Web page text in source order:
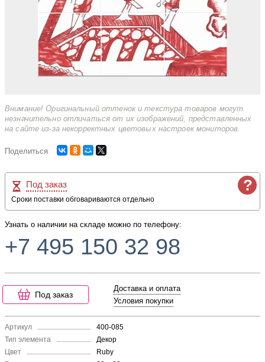
Внимание! Оригинальный оттенок и текстура товаров могут
незначительно отличаться от их изображений, представленных
на сайте из-за некорректных цветовых настроек мониторов.
Поделиться
?
Под заказ
Сроки поставки обговариваются отдельно
Узнать о наличии на складе можно по телефону:
+7 495 150 32 98
Под заказ
Доставка и оплата
Условия покупки
Артикул
400-085
Тип элемента
Декор
Цвет
Ruby